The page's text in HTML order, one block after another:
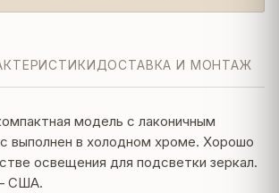
ДОСТАВКА И МОНТАЖ
модель с лаконичным
выполнен в холодном хроме. Хорошо
освещения для подсветки зеркал.
США.